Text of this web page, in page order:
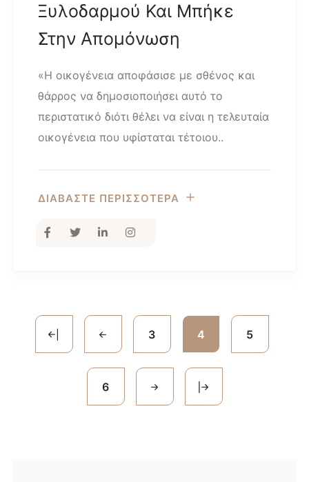
Ξυλοδαρμού Και Μπήκε
Στην Απομόνωση
«Η οικογένεια αποφάσισε με σθένος και
θάρρος να δημοσιοποιήσει αυτό το
περιστατικό διότι θέλει να είναι η τελευταία
οικογένεια που υφίσταται τέτοιου..
ΔΙΑΒΑΣΤΕ ΠΕΡΙΣΣΟΤΕΡΑ
3 4 5
6